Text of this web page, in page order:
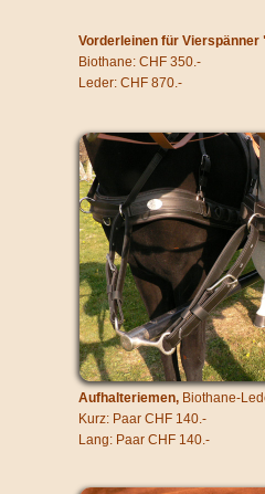
Vorderleinen für
Biothane: CHF 350.-
Leder: CHF 870.-
Aufhalteriemen, Biothane-
Kurz: Paar CHF 140.-
Lang: Paar CHF 140.-